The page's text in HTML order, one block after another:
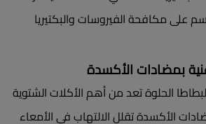
على مكافحة الفيروسات والبكتيريا
الحلوة تعد من أهم الأكلات الشتوية
الأكسدة تقلل الالتهاب في الأمعاء